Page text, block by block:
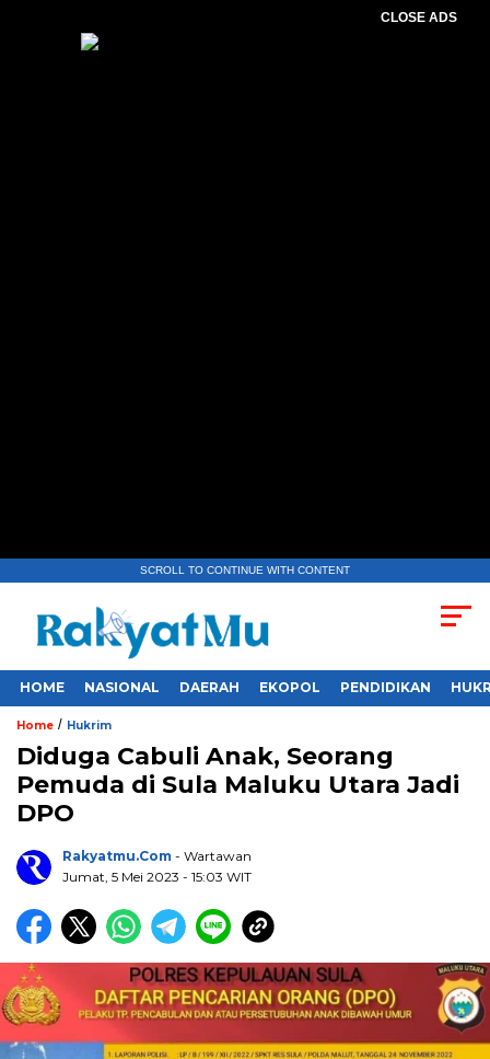
CLOSE ADS
SCROLL TO CONTINUE WITH CONTENT
HOME NASIONAL DAERAH EKOPOL PENDIDIKAN
Home / Hukrim
Diduga Cabuli Anak, Seorang
Pemuda di Sula Maluku Utara Jadi
DPO
Rakyatmu.com - Wartawan
Jumat, 5 Mei 2023 - 15:03 WIT